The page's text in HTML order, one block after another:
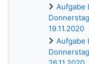
Aufgabe
19.11.2020
Aufgabe